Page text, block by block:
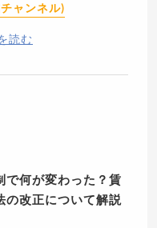
ャンネル)
読む
で何が変わった？賃
の改正について解説